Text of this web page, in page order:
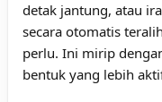
detak jantung, atau
secara otomatis
perlu. Ini mirip
bentuk yang lebih